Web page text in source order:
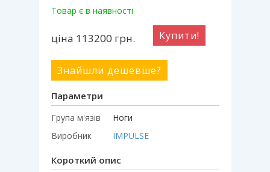
Товар є в наявності
ціна 113200 грн. Купити!
Знайшли дешевше?
Параметри
Група м'язів
Ноги
Виробник
IMPULSE
Короткий опис